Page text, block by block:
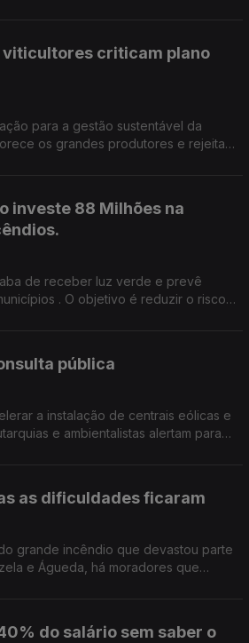
viticultores criticam plano
para a gestão sustentável da
os grandes produtores e rejeitam
investe 88 Milhões na
de receber luz verde e prevê
. O objetivo é reduzir o risco
pública
a instalação de centrais eólicas e
e ambientalistas alertam para
as dificuldades ficaram
grande incêndio que devastou parte
e Águeda, há moradores que
do salário sem saber o